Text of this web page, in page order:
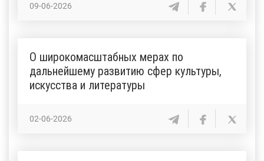
09-06-2026
О широкомасштабных мерах по
дальнейшему развитию сфер культуры,
искусства и литературы
02-06-2026